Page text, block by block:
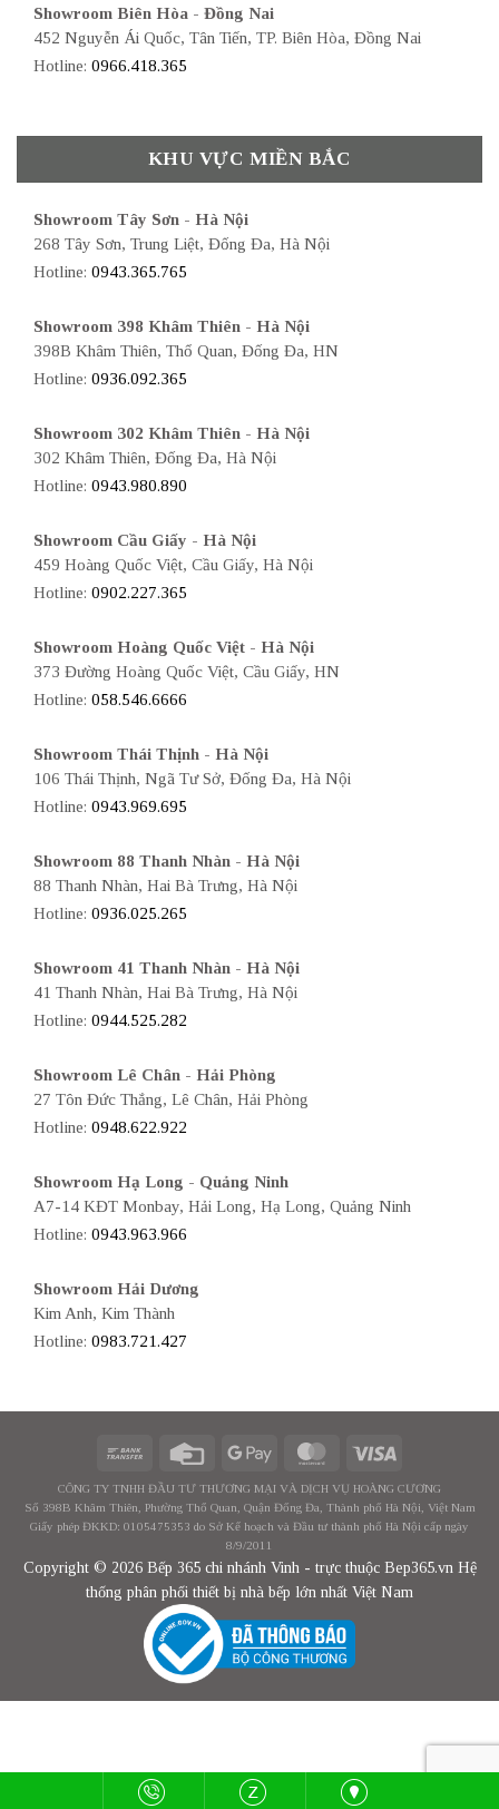
Showroom Biên Hòa - Đồng Nai
452 Nguyễn Ái Quốc, Tân Tiến, TP. Biên Hòa, Đồng Nai
Hotline: 0966.418.365
KHU VỰC MIỀN BẮC
Showroom Tây Sơn - Hà Nội
268 Tây Sơn, Trung Liệt, Đống Đa, Hà Nội
Hotline: 0943.365.765
Showroom 398 Khâm Thiên - Hà Nội
398B Khâm Thiên, Thổ Quan, Đống Đa, HN
Hotline: 0936.092.365
Showroom 302 Khâm Thiên - Hà Nội
302 Khâm Thiên, Đống Đa, Hà Nội
Hotline: 0943.980.890
Showroom Cầu Giấy - Hà Nội
459 Hoàng Quốc Việt, Cầu Giấy, Hà Nội
Hotline: 0902.227.365
Showroom Hoàng Quốc Việt - Hà Nội
373 Đường Hoàng Quốc Việt, Cầu Giấy, HN
Hotline: 058.546.6666
Showroom Thái Thịnh - Hà Nội
106 Thái Thịnh, Ngã Tư Sở, Đống Đa, Hà Nội
Hotline: 0943.969.695
Showroom 88 Thanh Nhàn - Hà Nội
88 Thanh Nhàn, Hai Bà Trưng, Hà Nội
Hotline: 0936.025.265
Showroom 41 Thanh Nhàn - Hà Nội
41 Thanh Nhàn, Hai Bà Trưng, Hà Nội
Hotline: 0944.525.282
Showroom Lê Chân - Hải Phòng
27 Tôn Đức Thắng, Lê Chân, Hải Phòng
Hotline: 0948.622.922
Showroom Hạ Long - Quảng Ninh
A7-14 KĐT Monbay, Hải Long, Hạ Long, Quảng Ninh
Hotline: 0943.963.966
Showroom Hải Dương
Kim Anh, Kim Thành
Hotline: 0983.721.427
CÔNG TY TNHH ĐẦU TƯ THƯƠNG MẠI VÀ DỊCH VỤ HOÀNG CƯƠNG
Số 398B Khâm Thiên, Phường Thổ Quan, Quận Đống Đa, Thành phố Hà Nội, Việt Nam
Giấy phép ĐKKD: 0105475353 do Sở Kế hoạch và Đầu tư thành phố Hà Nội cấp ngày
8/9/2011
Copyright © 2026 Bếp 365 chi nhánh Vinh - trực thuộc Bep365.vn Hệ
thống phân phối thiết bị nhà bếp lớn nhất Việt Nam